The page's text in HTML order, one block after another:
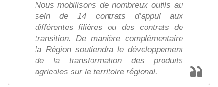
Nous mobilisons de nombreux outils au
sein de 14 contrats d’appui aux
différentes filières ou des contrats de
transition. De manière complémentaire
la Région soutiendra le développement
de la transformation des produits
agricoles sur le territoire régional.